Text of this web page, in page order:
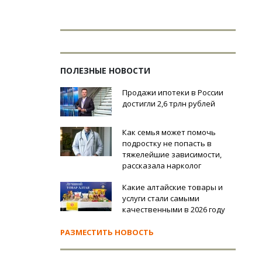
ПОЛЕЗНЫЕ НОВОСТИ
Продажи ипотеки в России
достигли 2,6 трлн рублей
Как семья может помочь
подростку не попасть в
тяжелейшие зависимости,
рассказала нарколог
Какие алтайские товары и
услуги стали самыми
качественными в 2026 году
РАЗМЕСТИТЬ НОВОСТЬ